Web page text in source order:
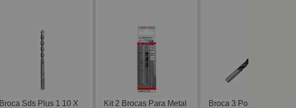
Broca Sds Plus 1 10 X
Kit 2 Brocas Para Metal
Broca 3 Pontas Para